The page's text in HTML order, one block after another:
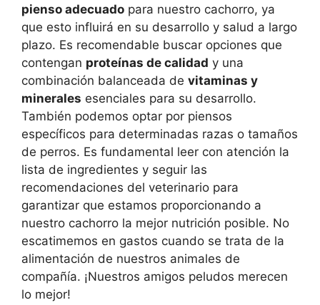
pienso adecuado para nuestro cachorro, ya
que esto influirá en su desarrollo y salud a largo
plazo. Es recomendable buscar opciones que
contengan proteínas de calidad y una
combinación balanceada de vitaminas y
minerales esenciales para su desarrollo.
También podemos optar por piensos
específicos para determinadas razas o tamaños
de perros. Es fundamental leer con atención la
lista de ingredientes y seguir las
recomendaciones del veterinario para
garantizar que estamos proporcionando a
nuestro cachorro la mejor nutrición posible. No
escatimemos en gastos cuando se trata de la
alimentación de nuestros animales de
compañía. ¡Nuestros amigos peludos merecen
lo mejor!